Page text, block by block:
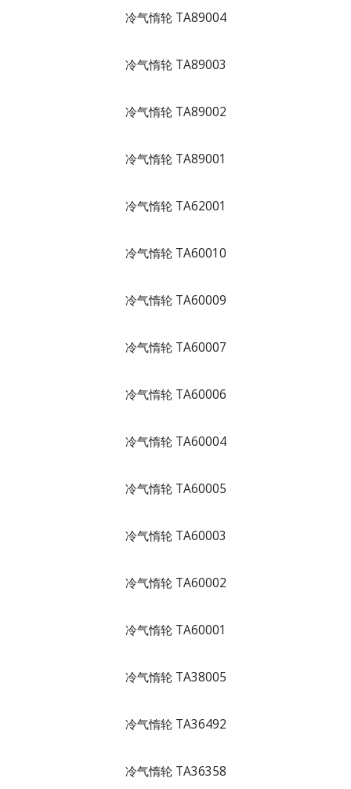
冷气惰轮 TA89004
冷气惰轮 TA89003
冷气惰轮 TA89002
冷气惰轮 TA89001
冷气惰轮 TA62001
冷气惰轮 TA60010
冷气惰轮 TA60009
冷气惰轮 TA60007
冷气惰轮 TA60006
冷气惰轮 TA60004
冷气惰轮 TA60005
冷气惰轮 TA60003
冷气惰轮 TA60002
冷气惰轮 TA60001
冷气惰轮 TA38005
冷气惰轮 TA36492
冷气惰轮 TA36358